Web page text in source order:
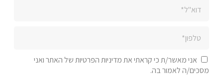
אני מאשר/ת כי קראתי את מדיניות הפרטיות של האתר ואני
מסכים/ה לאמור בה.